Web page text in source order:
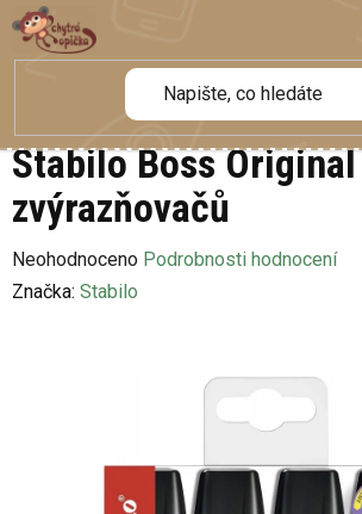
Přejít
na
obsah
Stabilo Boss
zvýrazňovačů
Průměrné
hodnocení
Neohodnoceno Podrobnosti hodnocení
Značka: Stabilo